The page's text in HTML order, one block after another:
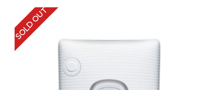
SOLD OUT